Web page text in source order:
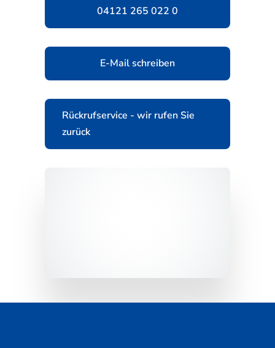
04121 265 022 0
E-Mail schreiben
Rückrufservice - wir rufen Sie
zurück